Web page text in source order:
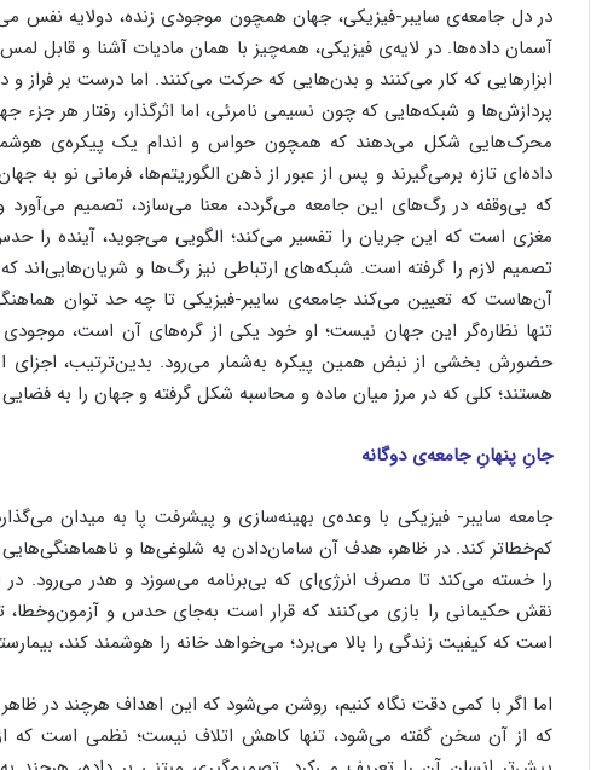
در دل جامعه‌ی سایبر-فیزیکی، جهان همچون موجودی زنده، دو‌لایه نفس
آسمان داده‌ها. در لایه‌ی فیزیکی، همه‌چیز با همان مادیات آشنا و قابل
ابزارهایی که کار می‌کنند و بدن‌هایی که حرکت می‌کنند. اما درست بر فراز و
پردازش‌ها و شبکه‌هایی که چون نسیمی نامرئی، اما اثرگذار، رفتار هر جزء
محرک‌هایی شکل می‌دهند که همچون حواس و اندام یک پیکره‌ی
داده‌ای تازه برمی‌گیرند و پس از عبور از ذهن الگوریتم‌ها، فرمانی نو به
که بی‌وقفه در رگ‌های این جامعه می‌گردد، معنا می‌سازد، تصمیم
مغزی است که این جریان را تفسیر می‌کند؛ الگویی می‌جوید، آینده را
تصمیم لازم را گرفته است. شبکه‌های ارتباطی نیز رگ‌ها و شریان‌هایی‌اند
آن‌هاست که تعیین می‌کند جامعه‌ی سایبر-فیزیکی تا چه حد توان
تنها نظاره‌گر این جهان نیست؛ او خود یکی از گره‌های آن است،
حضورش بخشی از نبض همین پیکره به‌شمار می‌رود. بدین‌ترتیب، اجزای
هستند؛ کلی که در مرز میان ماده و محاسبه شکل گرفته و جهان را به
جانِ پنهانِ جامعه‌ی دوگانه
جامعه سایبر- فیزیکی با وعده‌ی بهینه‌سازی و پیشرفت پا به میدان
کم‌خطاتر کند. در ظاهر، هدف آن سامان‌دادن به شلوغی‌ها و
را خسته می‌کند تا مصرف انرژی‌ای که بی‌برنامه می‌سوزد و هدر می‌رود. در
نقش حکیمانی را بازی می‌کنند که قرار است به‌جای حدس و
است که کیفیت زندگی را بالا می‌برد؛ می‌خواهد خانه را هوشمند کند،
اما اگر با کمی دقت نگاه کنیم، روشن می‌شود که این اهداف هرچند در
که از آن سخن گفته می‌شود، تنها کاهش اتلاف نیست؛ نظمی است که